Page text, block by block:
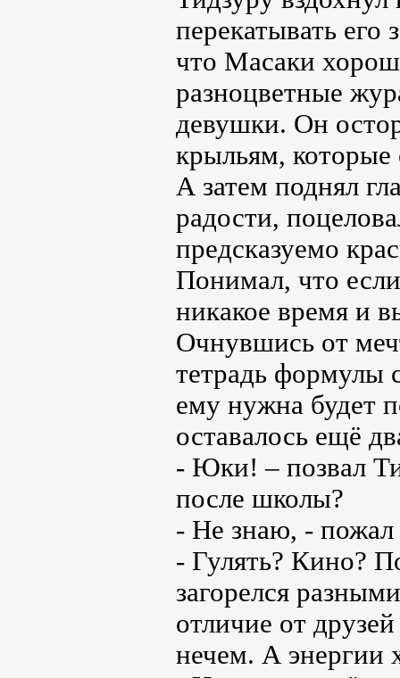
перекатывать его
что Масаки
разноцветные
девушки. Он
крыльям, которые
А затем поднял
радости,
предсказуемо
Понимал, что
никакое время и
Очнувшись от
тетрадь формулы
ему нужна будет
оставалось ещё
- Юки! – позвал
после школы?
- Не знаю, - пожал
- Гулять? Кино?
загорелся
отличие от
нечем. А энергии